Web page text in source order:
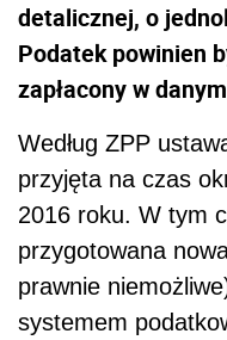
detalicznej, o
Podatek powinien
zapłacony w
Według ZPP
przyjęta na czas
2016 roku. W tym
przygotowana
prawnie
systemem